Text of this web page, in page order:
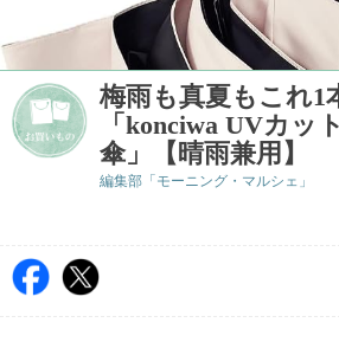
梅雨も真夏もこれ1
「konciwa UVカッ
傘」【晴雨兼用】
編集部「モーニング・マルシェ」